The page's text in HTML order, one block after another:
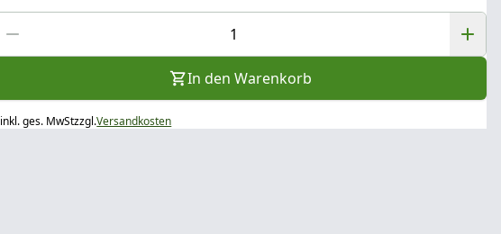
In den Warenkorb
inkl. ges. MwStzzgl.Versandkosten